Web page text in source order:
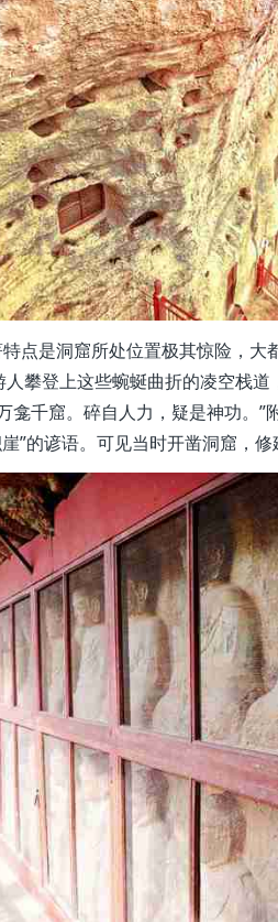
点是洞窟所处位置极其惊险，
攀登上这些蜿蜒曲折的凌空栈
龛千窟。碎自人力，疑是神功。
”的谚语。可见当时开凿洞窟，修